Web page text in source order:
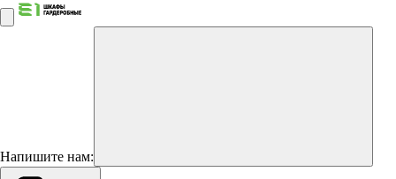
Напишите нам: